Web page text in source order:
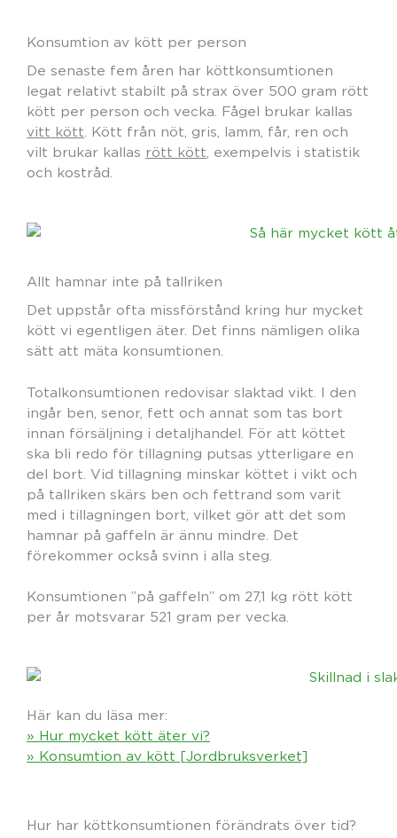
Konsumtion av kött per person
De senaste fem åren har köttkonsumtionen
legat relativt stabilt på strax över 500 gram rött
kött per person och vecka. Fågel brukar kallas
vitt kött . Kött från nöt, gris, lamm, får, ren och
vilt brukar kallas rött kött , exempelvis i statistik
och kostråd.
Allt hamnar inte på tallriken
Det uppstår ofta missförstånd kring hur mycket
kött vi egentligen äter. Det finns nämligen olika
sätt att mäta konsumtionen.
Totalkonsumtionen redovisar slaktad vikt. I den
ingår ben, senor, fett och annat som tas bort
innan försäljning i detaljhandel. För att köttet
ska bli redo för tillagning putsas ytterligare en
del bort. Vid tillagning minskar köttet i vikt och
på tallriken skärs ben och fettrand som varit
med i tillagningen bort, vilket gör att det som
hamnar på gaffeln är ännu mindre. Det
förekommer också svinn i alla steg.
Konsumtionen ”på gaffeln” om 27,1 kg rött kött
per år motsvarar 521 gram per vecka.
Här kan du läsa mer:
» Hur mycket kött äter vi?
» Konsumtion av kött [Jordbruksverket]
Hur har köttkonsumtionen förändrats över tid?